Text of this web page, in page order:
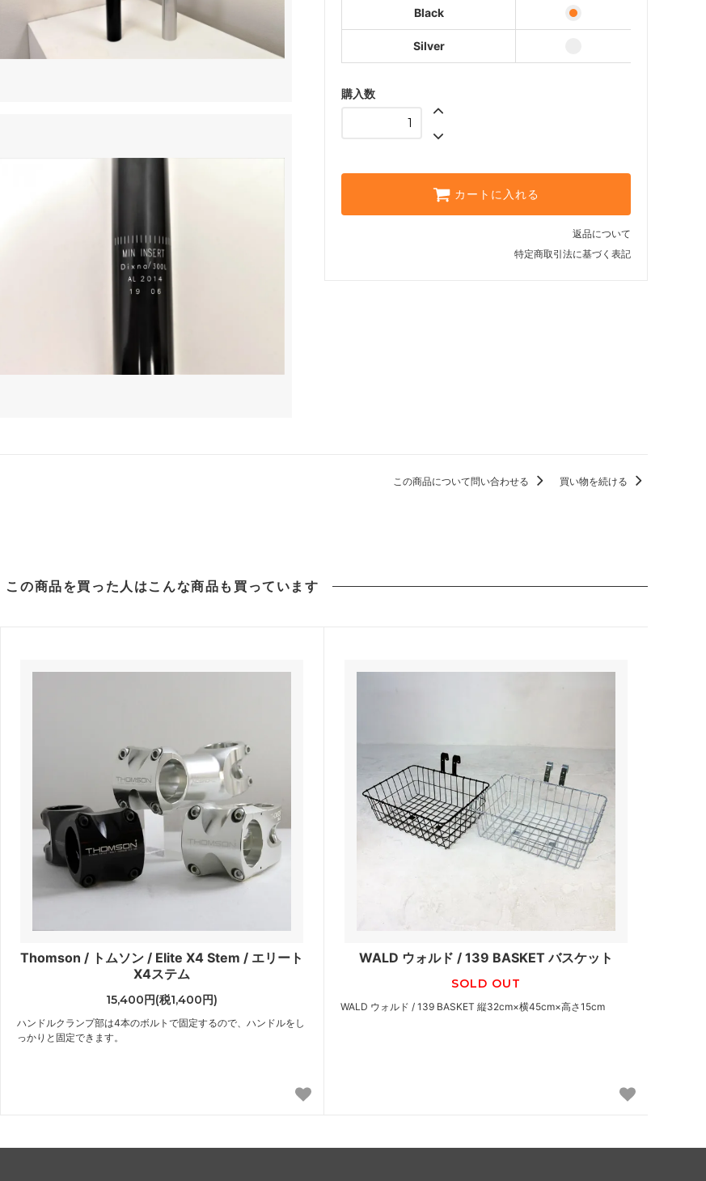
Black
Silver
購入数
カートに入れる
返品について
特定商取引法に基づく表記
この商品について問い合わせる 買い物を続ける
この商品を買った人はこんな商品も買っています
Thomson / トムソン / Elite X4 Stem / エリート
X4ステム
15,400円(税1,400円)
ハンドルクランプ部は4本のボルトで固定するので、ハンドルをし
っかりと固定できます。
WALD ウォルド / 139 BASKET バスケット
SOLD OUT
WALD ウォルド / 139 BASKET 縦32cm×横45cm×高さ15cm